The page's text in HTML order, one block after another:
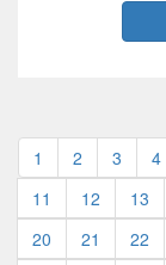
1 2 3 4
11
12 13
20
21 22